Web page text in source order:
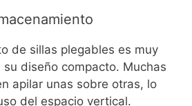
de sillas plegables es muy
diseño compacto. Muchas
apilar unas sobre otras, lo
del espacio vertical.